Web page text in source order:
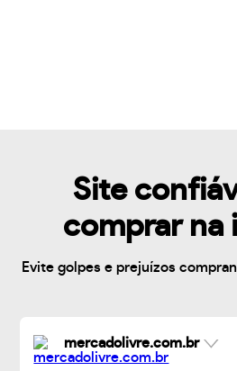
Site
comprar na
Evite golpes e prejuízos
mercadolivre.com.br